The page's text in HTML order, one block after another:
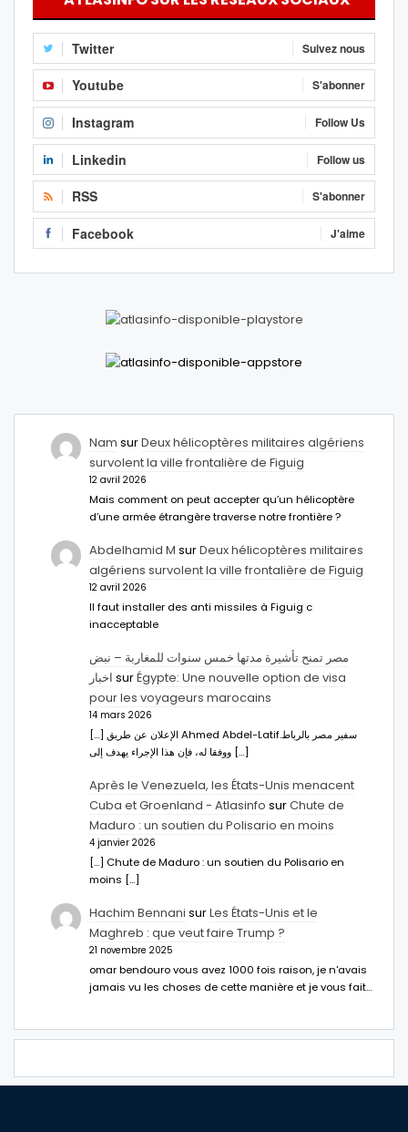
Twitter Suivez nous
Youtube S'abonner
Instagram Follow Us
Linkedin Follow us
RSS S'abonner
Facebook J'aime
Nam surDeux hélicoptères militaires algériens
survolent la ville frontalière de Figuig
12 avril 2026
Mais comment on peut accepter qu’un hélicoptère
d’une armée étrangère traverse notre frontière ?
Abdelhamid M surDeux hélicoptères militaires
algériens survolent la ville frontalière de Figuig
12 avril 2026
Il faut installer des anti missiles à Figuig c
inacceptable
مصر تمنح تأشيرة مدتها خمس سنوات للمغاربة – نبض
اخبار surÉgypte: Une nouvelle option de visa
pour les voyageurs marocains
14 mars 2026
[…] الإعلان عن طريق Ahmed Abdel-Latifسفير مصر بالرباط.
ووفقا له، فإن هذا الإجراء يهدف إلى […]
Après le Venezuela, les États-Unis menacent
Cuba et Groenland - Atlasinfo surChute de
Maduro : un soutien du Polisario en moins
4 janvier 2026
[…] Chute de Maduro : un soutien du Polisario en
moins […]
Hachim Bennani surLes États-Unis et le
Maghreb : que veut faire Trump ?
21 novembre 2025
omar bendouro vous avez 1000 fois raison, je n'avais
jamais vu les choses de cette manière et je vous fait…